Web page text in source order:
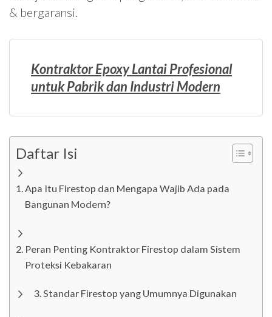
& bergaransi.
Kontraktor Epoxy Lantai Profesional
untuk Pabrik dan Industri Modern
Daftar Isi
Apa Itu Firestop dan Mengapa Wajib Ada pada
Bangunan Modern?
Peran Penting Kontraktor Firestop dalam Sistem
Proteksi Kebakaran
Standar Firestop yang Umumnya Digunakan